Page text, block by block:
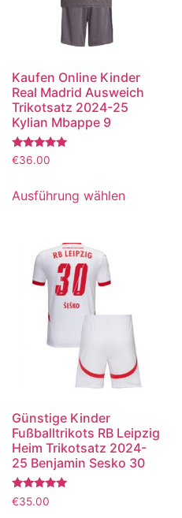
Kaufen Online Kinder
Real Madrid Ausweich
Trikotsatz 2024-25
Kylian Mbappe 9
Bewertet
mit
von 5
€36.00
Ausführung wählen
Günstige Kinder
Fußballtrikots RB Leipzig
Heim Trikotsatz 2024-
25 Benjamin Sesko 30
Bewertet
mit
€35.00